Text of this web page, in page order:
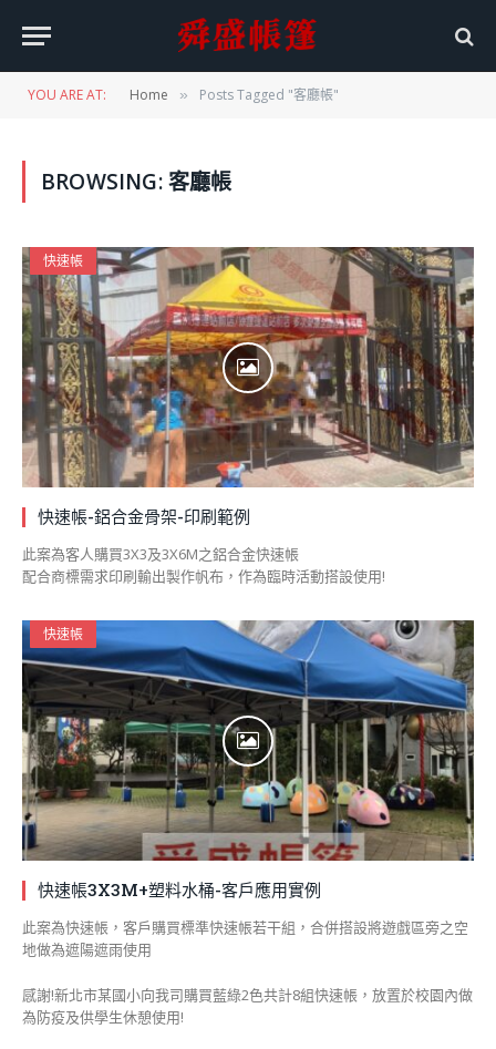
YOU ARE AT: Home » Posts Tagged "客廳帳"
BROWSING:客廳帳
快速帳
快速帳-鋁合金骨架-印刷範例
此案為客人購買3X3及3X6M之鋁合金快速帳
配合商標需求印刷輸出製作帆布，作為臨時活動搭設使用!
快速帳
快速帳3X3M+塑料水桶-客戶應用實例
此案為快速帳，客戶購買標準快速帳若干組，合併搭設將遊戲區旁之空
地做為遮陽遮雨使用
感謝!新北市某國小向我司購買藍綠2色共計8組快速帳，放置於校園內做
為防疫及供學生休憩使用!